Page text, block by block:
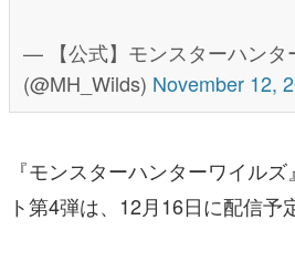
— 【公式】モンスターハンタ
(@MH_Wilds) November 12,
『モンスターハンターワイル
ト第4弾は、12月16日に配信予